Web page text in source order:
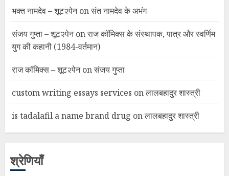
भक्त नामदेव – शूट२पेनonसंत नामदेव के अभंग
संजय गुप्ता – शूट२पेनonराज कॉमिक्स के संस्थापक, पात्र और स्वर्णिम
युग की कहानी (1984-वर्तमान)
राज कॉमिक्स – शूट२पेनonसंजय गुप्ता
custom writing essays services onलालबहादुर शास्त्री
is tadalafil a name brand drug onलालबहादुर शास्त्री
श्रेणियाँ